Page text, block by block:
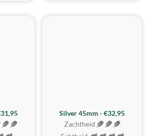
MEEST GEKOZEN
Silver 45mm - €32,95
Zachtheid